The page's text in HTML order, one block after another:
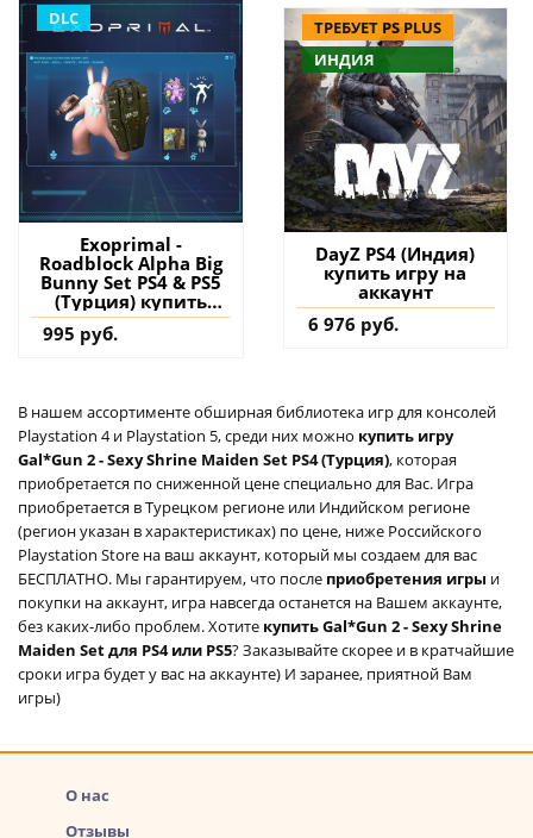
DLC
Exoprimal -
Roadblock Alpha Big
Bunny Set PS4 & PS5
(Турция) купить
дополнение на
аккаунт
995 руб.
ТРЕБУЕТ PS PLUS
ИНДИЯ
DayZ PS4 (Индия)
купить игру на
аккаунт
6 976 руб.
В нашем ассортименте обширная библиотека игр для консолей
Playstation 4 и Playstation 5, среди них можно купить игру
Gal*Gun 2 - Sexy Shrine Maiden Set PS4 (Турция), которая
приобретается по сниженной цене специально для Вас. Игра
приобретается в Турецком регионе или Индийском регионе
(регион указан в характеристиках) по цене, ниже Российского
Playstation Store на ваш аккаунт, который мы создаем для вас
БЕСПЛАТНО. Мы гарантируем, что после приобретения игры и
покупки на аккаунт, игра навсегда останется на Вашем аккаунте,
без каких-либо проблем. Хотите купить Gal*Gun 2 - Sexy Shrine
Maiden Set для PS4 или PS5? Заказывайте скорее и в кратчайшие
сроки игра будет у вас на аккаунте) И заранее, приятной Вам
игры)
О нас
Отзывы